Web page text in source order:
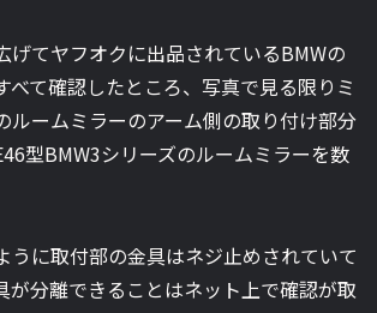
げてヤフオクに出品されているBMWの
べて確認したところ、写真で見る限りミ
ルームミラーのアーム側の取り付け部分
型BMW3シリーズのルームミラーを数
うに取付部の金具はネジ止めされていて
が分離できることはネット上で確認が取